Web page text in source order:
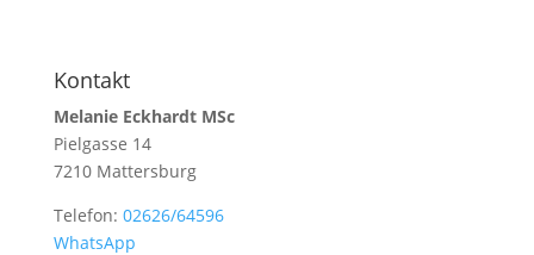
Kontakt
Melanie Eckhardt MSc
Pielgasse 14
7210 Mattersburg
Telefon: 02626/64596
WhatsApp